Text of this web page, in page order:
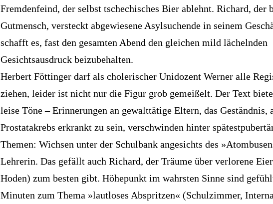
Fremdenfeind, der selbst tschechisches Bier ablehnt. Richard, der
Gutmensch, versteckt abgewiesene Asylsuchende in seinem
schafft es, fast den gesamten Abend den gleichen mild lächelnden
Gesichtsausdruck beizubehalten.
Herbert Föttinger darf als cholerischer Unidozent Werner alle
ziehen, leider ist nicht nur die Figur grob gemeißelt. Der Text
leise Töne – Erinnerungen an gewalttätige Eltern, das Geständnis,
Prostatakrebs erkrankt zu sein, verschwinden hinter
Themen: Wichsen unter der Schulbank angesichts des
Lehrerin. Das gefällt auch Richard, der Träume über verlorene
Hoden) zum besten gibt. Höhepunkt im wahrsten Sinne sind
Minuten zum Thema »lautloses Abspritzen« (Schulzimmer,